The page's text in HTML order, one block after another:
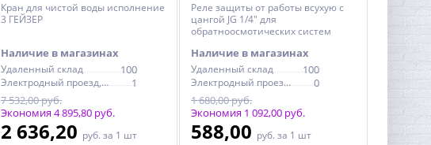
Кран для чистой воды исполнение
3 ГЕЙЗЕР
Наличие в магазинах
Удаленный склад 100
Электродный проезд, 6с1
1
7 532,00 руб.
Экономия 4 895,80 руб.
2 636,20 руб. за 1 шт
Реле защиты от работы всухую с
цангой JG 1/4" для
обратноосмотических систем
Наличие в магазинах
Удаленный склад 100
Электродный проезд, 6с1
0
1 680,00 руб.
Экономия 1 092,00 руб.
588,00 руб. за 1 шт